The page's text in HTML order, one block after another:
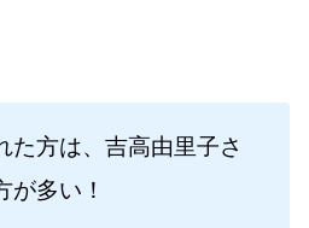
た方は、吉高由里子さ
が多い！